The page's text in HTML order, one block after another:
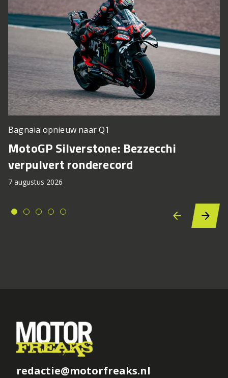
Bagnaia opnieuw naar Q1
MotoGP Silverstone: Bezzecchi
verpulvert ronderecord
7 augustus 2026
redactie@motorfreaks.nl